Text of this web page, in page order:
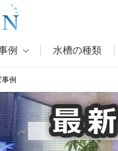
例 水槽の種類
例